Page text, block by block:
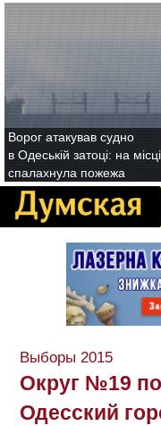
Ворог атакував судно
в Одеській затоці: на місці
спалахнула пожежа
Выборы 2015
Округ №19
Одесский